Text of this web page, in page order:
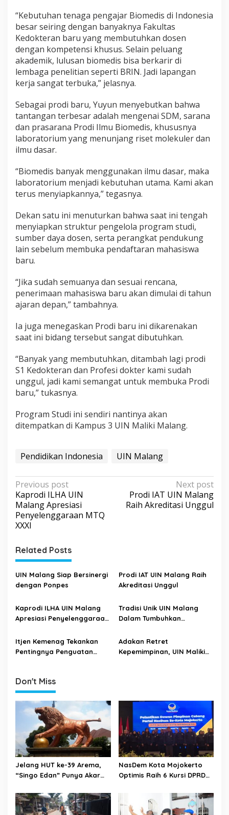
“Kebutuhan tenaga pengajar Biomedis di Indonesia
besar seiring dengan banyaknya Fakultas
Kedokteran baru yang membutuhkan dosen
dengan kompetensi khusus. Selain peluang
akademik, lulusan biomedis bisa berkarir di
lembaga penelitian seperti BRIN. Jadi lapangan
kerja sangat terbuka,” jelasnya.
Sebagai prodi baru, Yuyun menyebutkan bahwa
tantangan terbesar adalah mengenai SDM, sarana
dan prasarana Prodi Ilmu Biomedis, khususnya
laboratorium yang menunjang riset molekuler dan
ilmu dasar.
“Biomedis banyak menggunakan ilmu dasar, maka
laboratorium menjadi kebutuhan utama. Kami akan
terus menyiapkannya,” tegasnya.
Dekan satu ini menuturkan bahwa saat ini tengah
menyiapkan struktur pengelola program studi,
sumber daya dosen, serta perangkat pendukung
lain sebelum membuka pendaftaran mahasiswa
baru.
“Jika sudah semuanya dan sesuai rencana,
penerimaan mahasiswa baru akan dimulai di tahun
ajaran depan,” tambahnya.
Ia juga menegaskan Prodi baru ini dikarenakan
saat ini bidang tersebut sangat dibutuhkan.
“Banyak yang membutuhkan, ditambah lagi prodi
S1 Kedokteran dan Profesi dokter kami sudah
unggul, jadi kami semangat untuk membuka Prodi
baru,” tukasnya.
Program Studi ini sendiri nantinya akan
ditempatkan di Kampus 3 UIN Maliki Malang.
Pendidikan Indonesia UIN Malang
P
o
s
t
n
a
v
i
a
i
o
Previous post
Kaprodi ILHA UIN
Malang Apresiasi
Penyelenggaraan MTQ
XXXI
Next post
Prodi IAT UIN Malang
Raih Akreditasi Unggul
Related Posts
UIN Malang Siap Bersinergi
dengan Ponpes
Prodi IAT UIN Malang Raih
Akreditasi Unggul
Kaprodi ILHA UIN Malang
Apresiasi Penyelenggaraan
Tradisi Unik UIN Malang
Dalam Tumbuhkan
Itjen Kemenag Tekankan
Pentingnya Penguatan
Adakan Retret
Kepemimpinan, UIN Maliki
Don't Miss
Jelang HUT ke-39 Arema,
“Singo Edan” Punya Akar
Julukan
NasDem Kota Mojokerto
Optimis Raih 6 Kursi DPRD
Pengurus DPC